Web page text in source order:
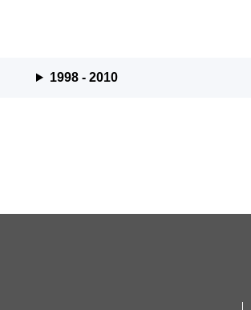
1998 - 2010